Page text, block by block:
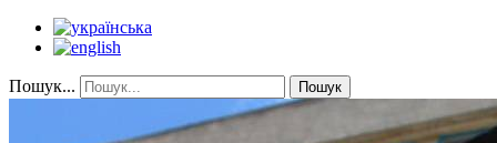
Пошук... Пошук